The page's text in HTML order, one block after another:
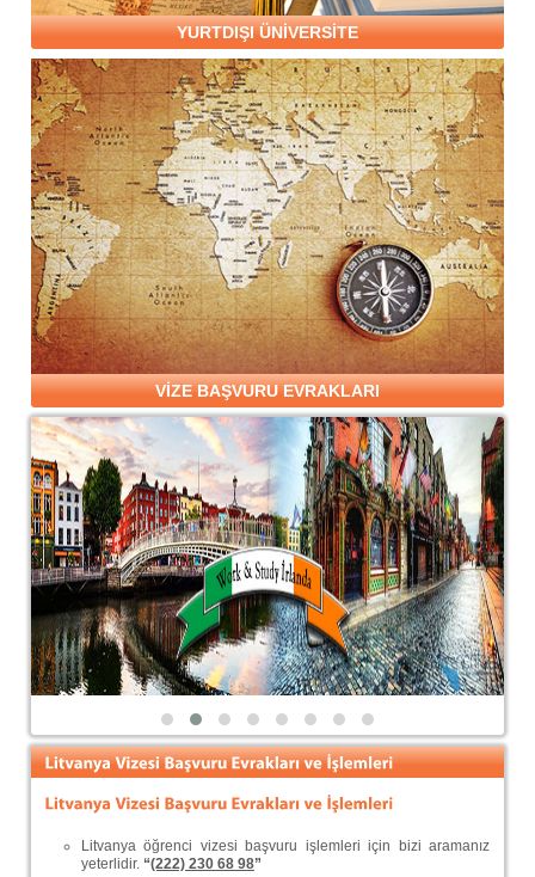
YURTDIŞI ÜNİVERSİTE
VİZE BAŞVURU EVRAKLARI
Litvanya öğrenci vizesi başvuru işlemleri için bizi aramanız
yeterlidir. “(222) 230 68 98”